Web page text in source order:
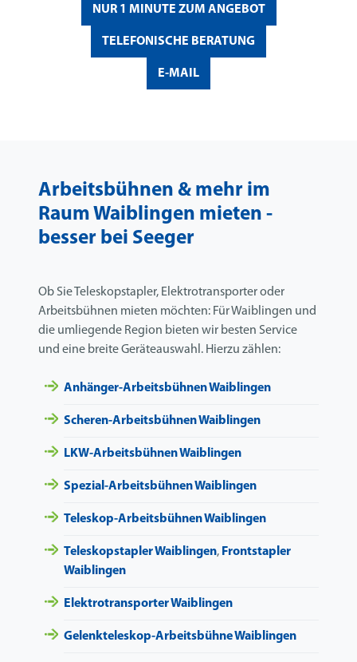
NUR 1 MINUTE ZUM ANGEBOT
TELEFONISCHE BERATUNG
E-MAIL
Arbeitsbühnen & mehr im
Raum Waiblingen mieten -
besser bei Seeger
Ob Sie Teleskopstapler, Elektrotransporter oder
Arbeitsbühnen mieten möchten: Für Waiblingen und
die umliegende Region bieten wir besten Service
und eine breite Geräteauswahl. Hierzu zählen:
Anhänger-Arbeitsbühnen Waiblingen
Scheren-Arbeitsbühnen Waiblingen
LKW-Arbeitsbühnen Waiblingen
Spezial-Arbeitsbühnen Waiblingen
Teleskop-Arbeitsbühnen Waiblingen
Teleskopstapler Waiblingen, Frontstapler
Waiblingen
Elektrotransporter Waiblingen
Gelenkteleskop-Arbeitsbühne Waiblingen